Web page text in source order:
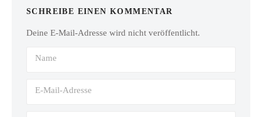
SCHREIBE EINEN KOMMENTAR
Deine E-Mail-Adresse wird nicht veröffentlicht.
Name
E-Mail-Adresse